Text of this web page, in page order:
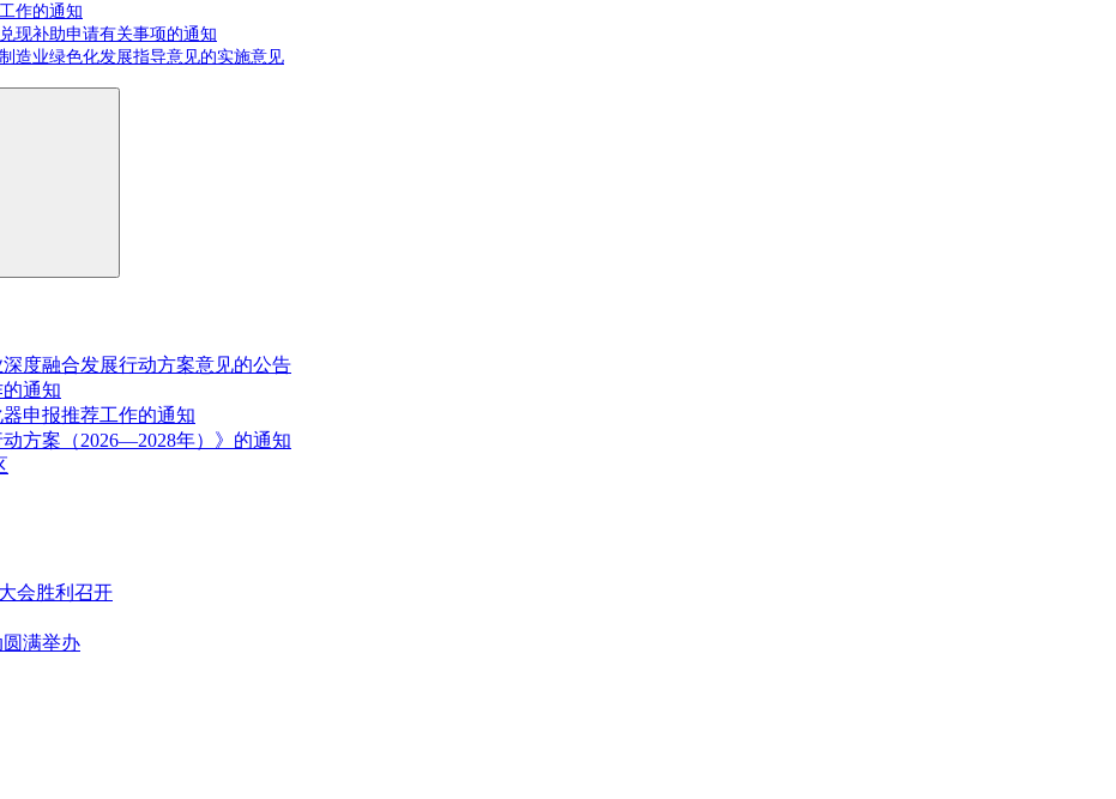
作的通知
现补助申请有关事项的通知
造业绿色化发展指导意见的实施意见
度融合发展行动方案意见的公告
通知
申报推荐工作的通知
方案（2026—2028年）》的通知
会胜利召开
满举办